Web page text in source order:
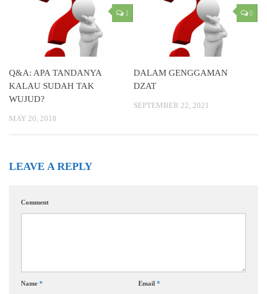
1
Q&A: APA TANDANYA
KALAU SUDAH TAK
WUJUD?
MAY 20, 2018
0
DALAM GENGGAMAN
DZAT
SEPTEMBER 22, 2021
LEAVE A REPLY
Comment
Name * Email *